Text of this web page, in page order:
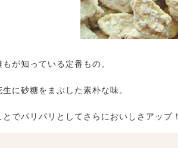
が知っている定番もの。
に砂糖をまぶした素朴な味。
でパリパリとしてさらにおいしさアップ！